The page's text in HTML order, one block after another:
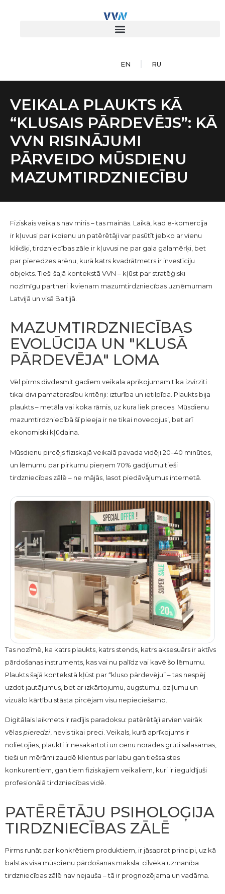
EN RU
VEIKALA PLAUKTS KĀ
“KLUSAIS PĀRDEVĒJS”: KĀ
VVN RISINĀJUMI
PĀRVEIDO MŪSDIENU
MAZUMTIRDZNIECĪBU
Fiziskais veikals nav miris – tas mainās. Laikā, kad e-komercija
ir kļuvusi par ikdienu un patērētāji var pasūtīt jebko ar vienu
klikšķi, tirdzniecības zāle ir kļuvusi ne par gala galamērķi, bet
par pieredzes arēnu, kurā katrs kvadrātmetrs ir investīciju
objekts. Tieši šajā kontekstā VVN – kļūst par stratēģiski
nozīmīgu partneri ikvienam mazumtirdzniecības uzņēmumam
Latvijā un visā Baltijā.
MAZUMTIRDZNIECĪBAS
EVOLŪCIJA UN "KLUSĀ
PĀRDEVĒJA" LOMA
Vēl pirms divdesmit gadiem veikala aprīkojumam tika izvirzīti
tikai divi pamatprasību kritēriji: izturība un ietilpība. Plaukts bija
plaukts – metāla vai koka rāmis, uz kura liek preces. Mūsdienu
mazumtirdzniecībā šī pieeja ir ne tikai novecojusi, bet arī
ekonomiski kļūdaina.
Mūsdienu pircējs fiziskajā veikalā pavada vidēji 20–40 minūtes,
un lēmumu par pirkumu pieņem 70% gadījumu tieši
tirdzniecības zālē – ne mājās, lasot piedāvājumus internetā.
Tas nozīmē, ka katrs plaukts, katrs stends, katrs aksesuārs ir aktīvs
pārdošanas instruments, kas vai nu palīdz vai kavē šo lēmumu.
Plaukts šajā kontekstā kļūst par “kluso pārdevēju” – tas nespēj
uzdot jautājumus, bet ar izkārtojumu, augstumu, dziļumu un
vizuālo kārtību stāsta pircējam visu nepieciešamo.
Digitālais laikmets ir radījis paradoksu: patērētāji arvien vairāk
vēlaspieredzi, nevis tikai preci. Veikals, kurā aprīkojums ir
nolietojies, plaukti ir nesakārtoti un cenu norādes grūti salasāmas,
tieši un mērāmi zaudē klientus par labu gan tiešsaistes
konkurentiem, gan tiem fiziskajiem veikaliem, kuri ir ieguldījuši
profesionālā tirdzniecības vidē.
PATĒRĒTĀJU PSIHOLOĢIJA
TIRDZNIECĪBAS ZĀLĒ
Pirms runāt par konkrētiem produktiem, ir jāsaprot principi, uz kā
balstās visa mūsdienu pārdošanas māksla: cilvēka uzmanība
tirdzniecības zālē nav nejauša – tā ir prognozējama un vadāma.